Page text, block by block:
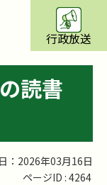
行政放送
読書
：2026年03月16日
ページID : 4264